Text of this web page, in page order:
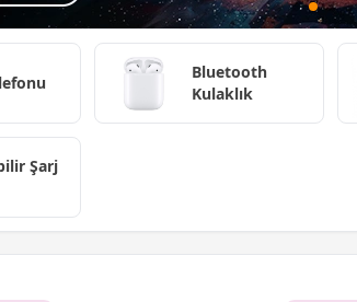
Bluetooth
Kulaklık
Şarj